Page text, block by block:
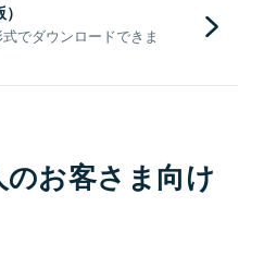
でダウンロードできま
お客さま向け